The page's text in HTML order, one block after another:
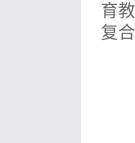
育
复